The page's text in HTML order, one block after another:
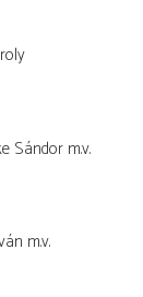
Sándor m.v.
m.v.